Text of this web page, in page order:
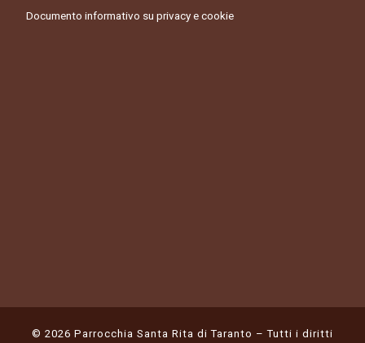
Documento informativo su privacy e cookie
© 2026 Parrocchia Santa Rita di Taranto – Tutti i diritti